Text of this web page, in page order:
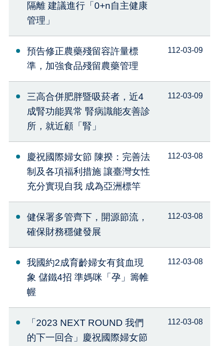
隔離 建議進行「0+n自主健康
管理」
預告修正農藥殘留容許量標
準，加強食品殘留農藥管理
112-03-09
三高合併肥胖暨吸菸者，近4
成腎功能異常 腎病識能友善診
所，就近顧「腎」
112-03-09
慶祝國際婦女節 陳揆：完善法
制及各項福利措施 讓臺灣女性
充分實現自我 成為亞洲標竿
112-03-08
健保署多管齊下，開源節流，
確保財務穩健發展
112-03-08
我國約2成育齡婦女有貧血現
象 儲鐵4招 準媽咪「孕」籌帷
幄
112-03-08
「2023 NEXT ROUND 我們
的下一回合」慶祝國際婦女節
112-03-08